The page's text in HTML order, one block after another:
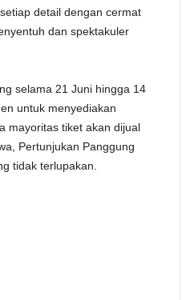
detail dengan cermat
dan spektakuler
selama 21 Juni hingga 14
untuk menyediakan
mayoritas tiket akan dijual
Pertunjukan Panggung
tidak terlupakan.